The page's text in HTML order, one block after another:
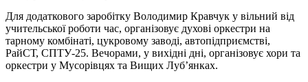
Для додаткового заробітку Володимир Кравчук у вільний від
учительської роботи час, організовує духові оркестри на
тарному комбінаті, цукровому заводі, автопідприємстві,
РайСТ, СПТУ-25. Вечорами, у вихідні дні, організовує хори та
оркестри у Мусорівцях та Вищих Луб’янках.